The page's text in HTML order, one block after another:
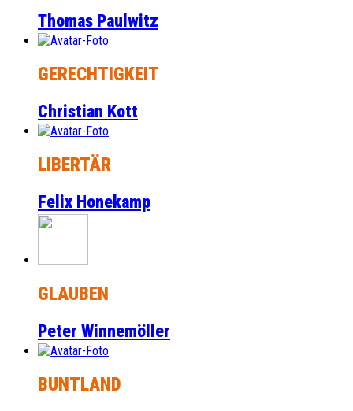
Thomas Paulwitz
GERECHTIGKEIT
Christian Kott
LIBERTÄR
Felix Honekamp
GLAUBEN
Peter Winnemöller
BUNTLAND